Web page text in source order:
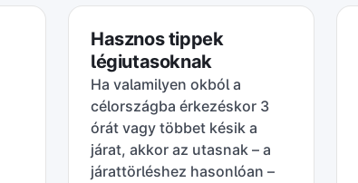
Hasznos tippek
légiutasoknak
Ha valamilyen okból a
célországba érkezéskor 3
órát vagy többet késik a
járat, akkor az utasnak – a
járattörléshez hasonlóan –